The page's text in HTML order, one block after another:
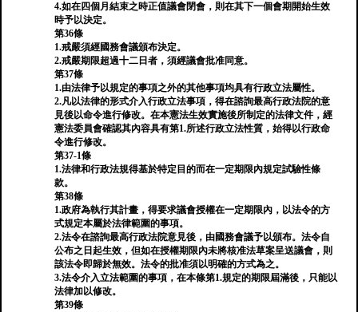
4.如在四個月結束之時正值議會閉會，則在其下一個會期開始生效
時予以決定。
第36條
1.戒嚴須經國務會議頒布決定。
2.戒嚴期限超過十二日者，須經議會批准同意。
第37條
1.由法律予以規定的事項之外的其他事項均具有行政立法屬性。
2.凡以法律的形式介入行政立法事項，得在諮詢最高行政法院的意
見後以命令進行修改。在本憲法生效實施後所制定的法律文件，經
憲法委員會確認其內容具有第1.所述行政立法性質，始得以行政命
令進行修改。
第37-1條
1.法律和行政法規得基於特定目的而在一定期限內規定試驗性條
款。
第38條
1.政府為執行其計畫，得要求議會授權在一定期限內，以法令的方
式規定本屬於法律範圍的事項。
2.法令在諮詢最高行政法院意見後，由國務會議予以頒布。法令自
公布之日起生效，但如在授權期限內未將核准法草案呈送議會，則
該法令即歸於無效。法令的批准須以明確的方式為之。
3.法令介入立法範圍的事項，在本條第1.規定的期限屆滿後，只能以
法律加以修改。
第39條